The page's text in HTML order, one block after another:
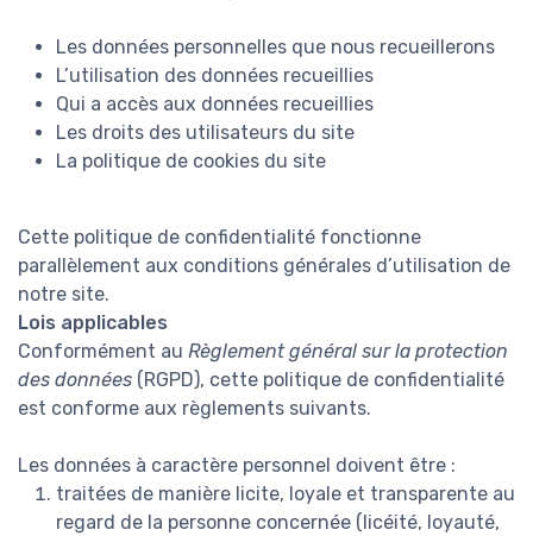
Les données personnelles que nous recueillerons
L’utilisation des données recueillies
Qui a accès aux données recueillies
Les droits des utilisateurs du site
La politique de cookies du site
Cette politique de confidentialité fonctionne
parallèlement aux conditions générales d’utilisation de
notre site.
Lois applicables
Conformément au Règlement général sur la protection
des données (RGPD), cette politique de confidentialité
est conforme aux règlements suivants.
Les données à caractère personnel doivent être :
traitées de manière licite, loyale et transparente au
regard de la personne concernée (licéité, loyauté,